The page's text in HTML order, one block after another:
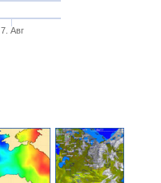
7. Авг